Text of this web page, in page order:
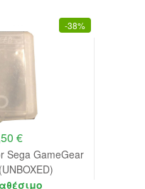
-38%
€
Sega GameGear